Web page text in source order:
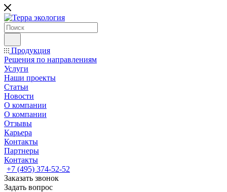
Продукция
Решения по направлениям
Услуги
Наши проекты
Статьи
Новости
О компании
О компании
Отзывы
Карьера
Контакты
Партнеры
Контакты
+7 (495) 374-52-52
Заказать звонок
Задать вопрос